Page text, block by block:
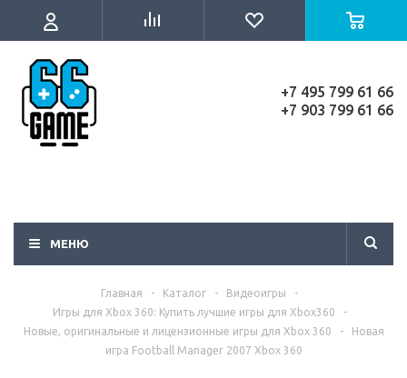
+7 495 799 61 66
+7 903 799 61 66
МЕНЮ
Главная - Каталог - Видеоигры
-
Игры для Xbox 360: Купить лучшие игры для Xbox360
-
Новые, оригинальные и лицензионные игры для Xbox 360
-
Новая
игра Football Manager 2007 Xbox 360